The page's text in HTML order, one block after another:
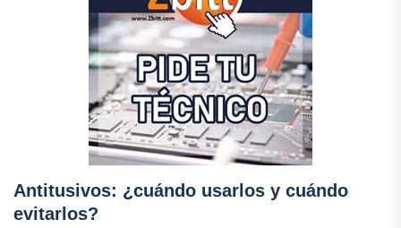
Antitusivos: ¿cuándo usarlos y cuándo
evitarlos?